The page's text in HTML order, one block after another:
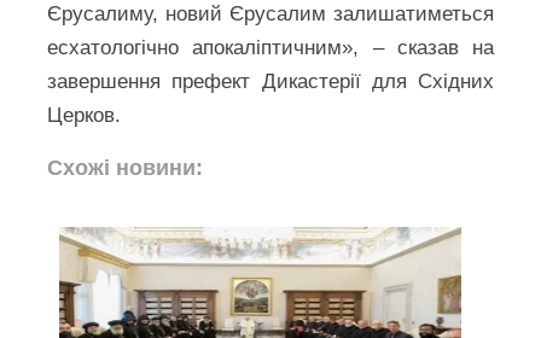
Єрусалиму, новий Єрусалим залишатиметься
есхатологічно апокаліптичним», – сказав на
завершення префект Дикастерії для Східних
Церков.
Схожі новини: